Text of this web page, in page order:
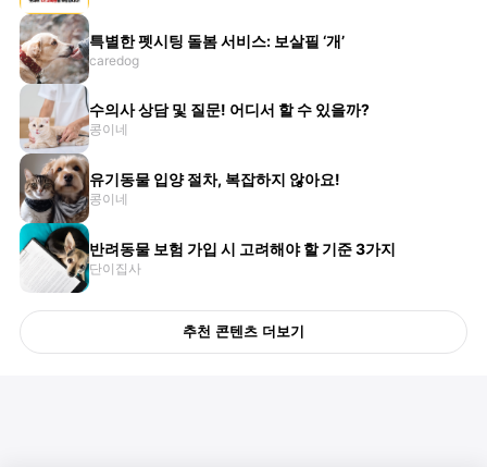
특별한 펫시팅 돌봄 서비스: 보살필 ‘개’
caredog
수의사 상담 및 질문! 어디서 할 수 있을까?
콩이네
유기동물 입양 절차, 복잡하지 않아요!
콩이네
반려동물 보험 가입 시 고려해야 할 기준 3가지
단이집사
추천 콘텐츠 더보기